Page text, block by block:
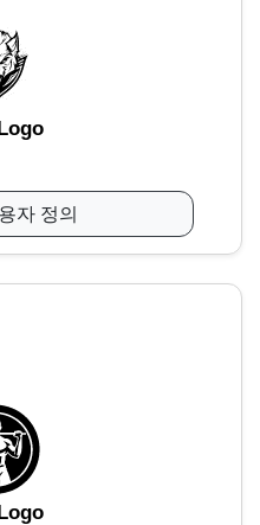
자 정의